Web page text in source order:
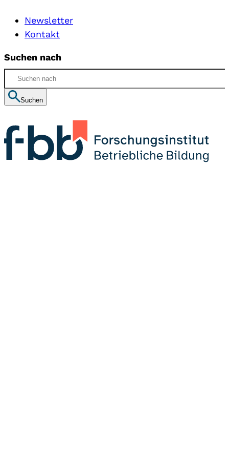
Newsletter
Kontakt
Suchen nach
Suchen